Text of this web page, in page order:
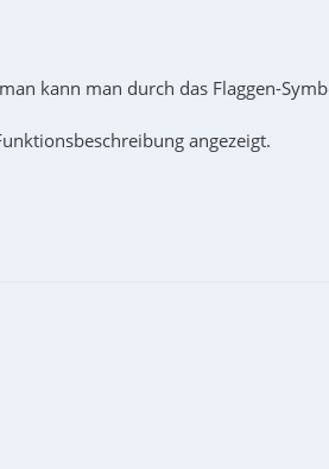
kann man durch das Flaggen-
angezeigt.